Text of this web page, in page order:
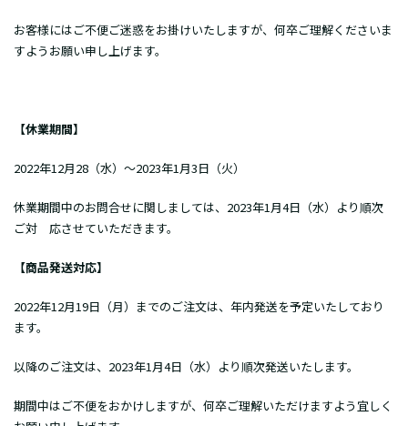
お客様にはご不便ご迷惑をお掛けいたしますが、何卒ご理解くださいま
すようお願い申し上げます。
【休業期間】
2022年12月28（水）～2023年1月3日（火）
休業期間中のお問合せに関しましては、2023年1月4日（水）より順次
ご対 応させていただきます。
【商品発送対応】
2022年12月19日（月）までのご注文は、年内発送を予定いたしており
ます。
以降のご注文は、2023年1月4日（水）より順次発送いたします。
期間中はご不便をおかけしますが、何卒ご理解いただけますよう宜しく